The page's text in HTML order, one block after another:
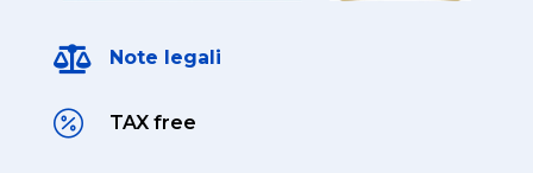
 Note legali
 TAX free